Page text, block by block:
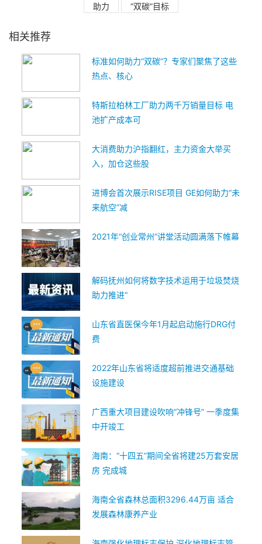
助力
“双碳”目标
相关推荐
标准如何助力“双碳”？专家们聚焦了这些
热点、核心
特斯拉柏林工厂助力两千万销量目标 电
池扩产成本可
大消费助力沪指翻红，主力资金大举买
入，加仓这些股
进博会首次展示RISE项目 GE如何助力“未
来航空”减
2021年“创业常州”讲堂活动圆满落下帷幕
解码抚州如何将数字技术运用于垃圾焚烧
助力推进“
山东省直医保今年1月起启动施行DRG付
费
2022年山东省将适度超前推进交通基础
设施建设
广西重大项目建设吹响“冲锋号” 一季度集
中开竣工
海南：“十四五”期间全省将建25万套安居
房 完成城
海南全省森林总面积3296.44万亩 适合
发展森林康养产业